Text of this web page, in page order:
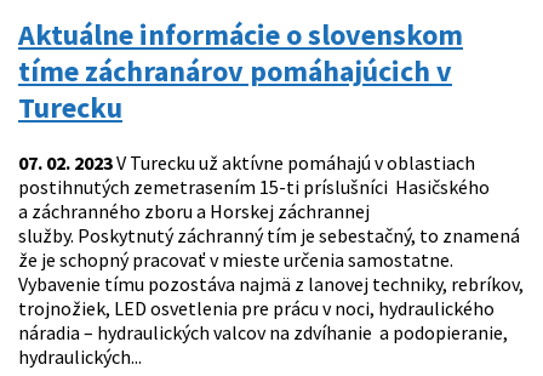
Aktuálne informácie o slovenskom
tíme záchranárov pomáhajúcich v
Turecku
07. 02. 2023V Turecku už aktívne pomáhajú v oblastiach
postihnutých zemetrasením 15-ti príslušníci Hasičského
a záchranného zboru a Horskej záchrannej
služby. Poskytnutý záchranný tím je sebestačný, to znamená
že je schopný pracovať v mieste určenia samostatne.
Vybavenie tímu pozostáva najmä z lanovej techniky, rebríkov,
trojnožiek, LED osvetlenia pre prácu v noci, hydraulického
náradia – hydraulických valcov na zdvíhanie a podopieranie,
hydraulických...